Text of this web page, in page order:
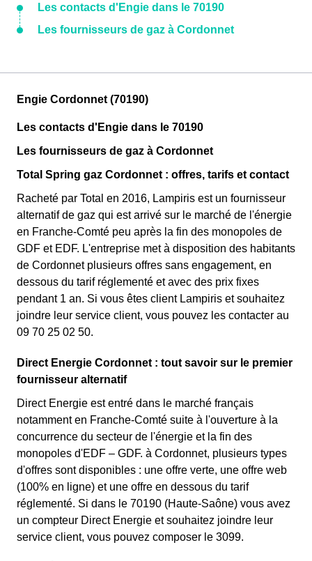
Les contacts d'Engie dans le 70190
Les fournisseurs de gaz à Cordonnet
Engie Cordonnet (70190)
Les contacts d'Engie dans le 70190
Les fournisseurs de gaz à Cordonnet
Total Spring gaz Cordonnet : offres, tarifs et contact
Racheté par Total en 2016, Lampiris est un fournisseur
alternatif de gaz qui est arrivé sur le marché de l'énergie
en Franche-Comté peu après la fin des monopoles de
GDF et EDF. L'entreprise met à disposition des habitants
de Cordonnet plusieurs offres sans engagement, en
dessous du tarif réglementé et avec des prix fixes
pendant 1 an. Si vous êtes client Lampiris et souhaitez
joindre leur service client, vous pouvez les contacter au
09 70 25 02 50.
Direct Energie Cordonnet : tout savoir sur le premier
fournisseur alternatif
Direct Energie est entré dans le marché français
notamment en Franche-Comté suite à l'ouverture à la
concurrence du secteur de l'énergie et la fin des
monopoles d'EDF – GDF. à Cordonnet, plusieurs types
d'offres sont disponibles : une offre verte, une offre web
(100% en ligne) et une offre en dessous du tarif
réglementé. Si dans le 70190 (Haute-Saône) vous avez
un compteur Direct Energie et souhaitez joindre leur
service client, vous pouvez composer le 3099.